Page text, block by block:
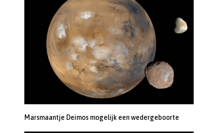
Marsmaantje Deimos mogelijk een wedergeboorte